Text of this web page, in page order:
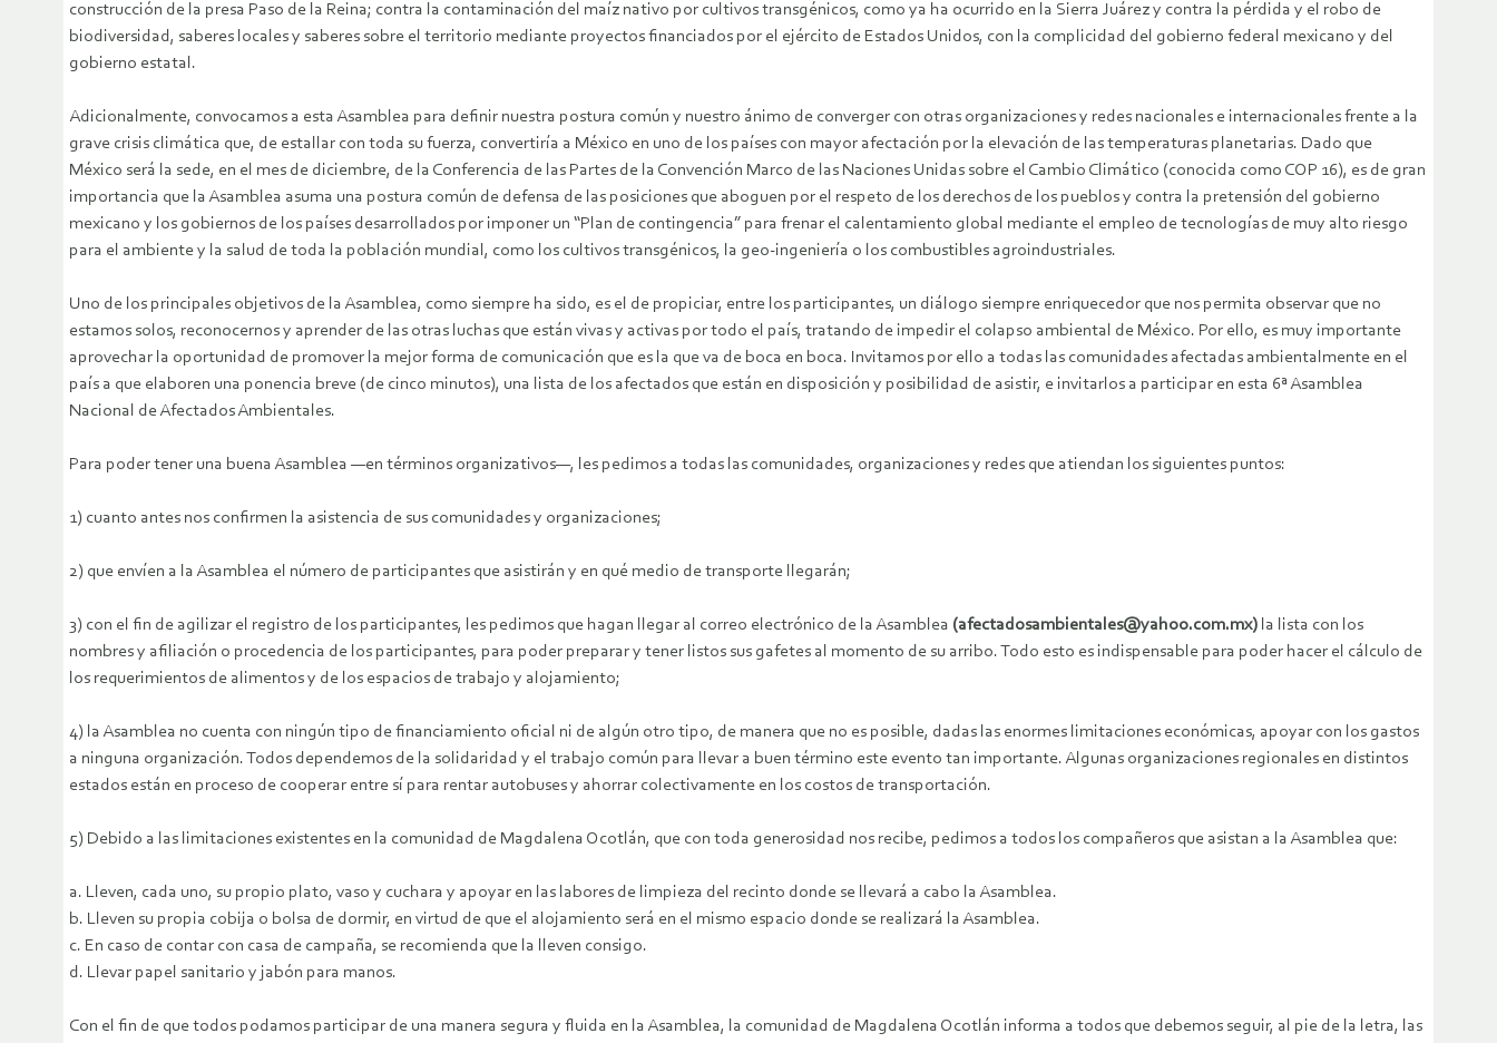
construcción de la presa Paso de la Reina; contra la contaminación del maíz nativo por cultivos transgénicos, como ya ha ocurrido en la Sierra Juárez y contra la pérdida y el robo de
biodiversidad, saberes locales y saberes sobre el territorio mediante proyectos financiados por el ejército de Estados Unidos, con la complicidad del gobierno federal mexicano y del
gobierno estatal.
Adicionalmente, convocamos a esta Asamblea para definir nuestra postura común y nuestro ánimo de converger con otras organizaciones y redes nacionales e internacionales frente a la
grave crisis climática que, de estallar con toda su fuerza, convertiría a México en uno de los países con mayor afectación por la elevación de las temperaturas planetarias. Dado que
México será la sede, en el mes de diciembre, de la Conferencia de las Partes de la Convención Marco de las Naciones Unidas sobre el Cambio Climático (conocida como COP 16), es de gran
importancia que la Asamblea asuma una postura común de defensa de las posiciones que aboguen por el respeto de los derechos de los pueblos y contra la pretensión del gobierno
mexicano y los gobiernos de los países desarrollados por imponer un “Plan de contingencia” para frenar el calentamiento global mediante el empleo de tecnologías de muy alto riesgo
para el ambiente y la salud de toda la población mundial, como los cultivos transgénicos, la geo-ingeniería o los combustibles agroindustriales.
Uno de los principales objetivos de la Asamblea, como siempre ha sido, es el de propiciar, entre los participantes, un diálogo siempre enriquecedor que nos permita observar que no
estamos solos, reconocernos y aprender de las otras luchas que están vivas y activas por todo el país, tratando de impedir el colapso ambiental de México. Por ello, es muy importante
aprovechar la oportunidad de promover la mejor forma de comunicación que es la que va de boca en boca. Invitamos por ello a todas las comunidades afectadas ambientalmente en el
país a que elaboren una ponencia breve (de cinco minutos), una lista de los afectados que están en disposición y posibilidad de asistir, e invitarlos a participar en esta 6ª Asamblea
Nacional de Afectados Ambientales.
Para poder tener una buena Asamblea —en términos organizativos—, les pedimos a todas las comunidades, organizaciones y redes que atiendan los siguientes puntos:
1) cuanto antes nos confirmen la asistencia de sus comunidades y organizaciones;
2) que envíen a la Asamblea el número de participantes que asistirán y en qué medio de transporte llegarán;
3) con el fin de agilizar el registro de los participantes, les pedimos que hagan llegar al correo electrónico de la Asamblea (afectadosambientales@yahoo.com.mx) la lista con los
nombres y afiliación o procedencia de los participantes, para poder preparar y tener listos sus gafetes al momento de su arribo. Todo esto es indispensable para poder hacer el cálculo de
los requerimientos de alimentos y de los espacios de trabajo y alojamiento;
4) la Asamblea no cuenta con ningún tipo de financiamiento oficial ni de algún otro tipo, de manera que no es posible, dadas las enormes limitaciones económicas, apoyar con los gastos
a ninguna organización. Todos dependemos de la solidaridad y el trabajo común para llevar a buen término este evento tan importante. Algunas organizaciones regionales en distintos
estados están en proceso de cooperar entre sí para rentar autobuses y ahorrar colectivamente en los costos de transportación.
5) Debido a las limitaciones existentes en la comunidad de Magdalena Ocotlán, que con toda generosidad nos recibe, pedimos a todos los compañeros que asistan a la Asamblea que:
a. Lleven, cada uno, su propio plato, vaso y cuchara y apoyar en las labores de limpieza del recinto donde se llevará a cabo la Asamblea.
b. Lleven su propia cobija o bolsa de dormir, en virtud de que el alojamiento será en el mismo espacio donde se realizará la Asamblea.
c. En caso de contar con casa de campaña, se recomienda que la lleven consigo.
d. Llevar papel sanitario y jabón para manos.
Con el fin de que todos podamos participar de una manera segura y fluida en la Asamblea, la comunidad de Magdalena Ocotlán informa a todos que debemos seguir, al pie de la letra, las